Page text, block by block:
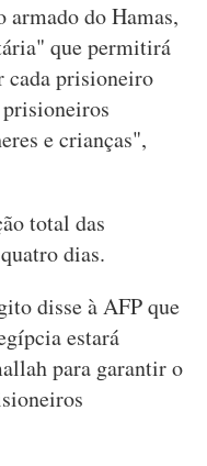
armado do Hamas,
que permitirá
cada prisioneiro
e crianças",
total das
dias.
disse à AFP que
estará
para garantir o